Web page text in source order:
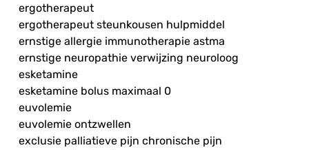
ergotherapeut
ergotherapeut steunkousen hulpmiddel
ernstige allergie immunotherapie astma
ernstige neuropathie verwijzing neuroloog
esketamine
esketamine bolus maximaal 0
euvolemie
euvolemie ontzwellen
exclusie palliatieve pijn chronische pijn